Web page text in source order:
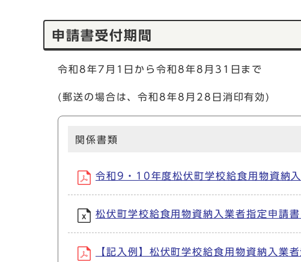
申請書受付期間
令和8年7月1日から令和8年8月31日まで
(郵送の場合は、令和8年8月28日消印有効)
関係書類
令和9・10年度松伏町学校給食用物資
松伏町学校給食用物資納入業者指定申
【記入例】松伏町学校給食用物資納入